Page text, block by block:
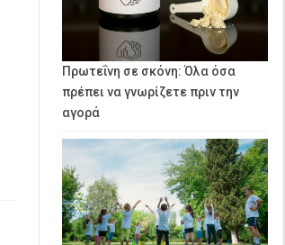
Πρωτεΐνη σε σκόνη: Όλα όσα
πρέπει να γνωρίζετε πριν την
αγορά